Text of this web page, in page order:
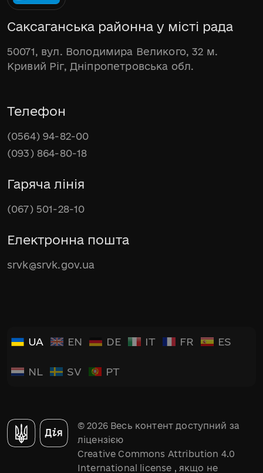
Саксаганська районна у місті рада
50071, вул. Володимира Великого, 32 м.
Кривий Ріг, Дніпропетровська обл.
Телефон
(0564) 94-82-00
(093) 864-80-18
Гаряча лінія
(067) 501-28-10
Електронна пошта
srvk@srvk.gov.ua
UA EN DE IT FR ES
NL SV PT
© 2026 Весь контент доступний за
ліцензією
Creative Commons Attribution 4.0
International license , якщо не